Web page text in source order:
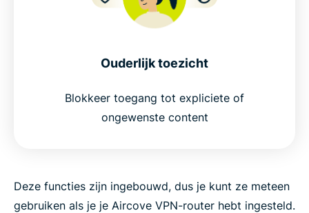
Ouderlijk toezicht
Blokkeer toegang tot expliciete of
ongewenste content
Deze functies zijn ingebouwd, dus je kunt ze meteen
gebruiken als je je Aircove VPN-router hebt ingesteld.